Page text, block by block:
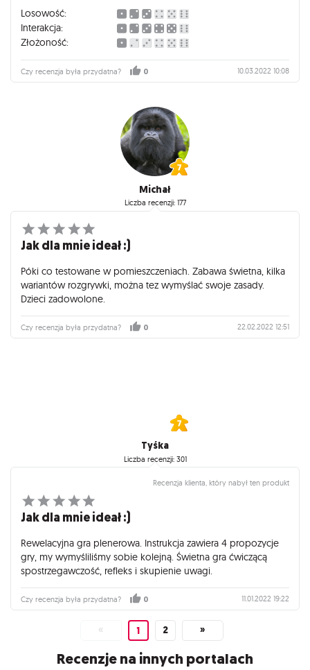
Losowość:
Interakcja:
Złożoność:
Czy recenzja była przydatna? 0 10.03.2022 10:08
Michał
Liczba recenzji: 177
Jak dla mnie ideał :)
Póki co testowane w pomieszczeniach. Zabawa świetna, kilka
wariantów rozgrywki, można tez wymyślać swoje zasady.
Dzieci zadowolone.
Czy recenzja była przydatna? 0 22.02.2022 12:51
Tyśka
Liczba recenzji: 301
Recenzja klienta, który nabył ten produkt
Jak dla mnie ideał :)
Rewelacyjna gra plenerowa. Instrukcja zawiera 4 propozycje
gry, my wymyśliliśmy sobie kolejną. Świetna gra ćwiczącą
spostrzegawczość, refleks i skupienie uwagi.
Czy recenzja była przydatna? 0 11.01.2022 19:22
« 1 2 »
Recenzje na innych portalach